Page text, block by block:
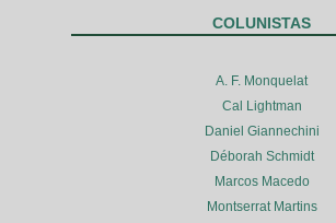
COLUNISTAS
A. F. Monquelat
Cal Lightman
Daniel Giannechini
Déborah Schmidt
Marcos Macedo
Montserrat Martins